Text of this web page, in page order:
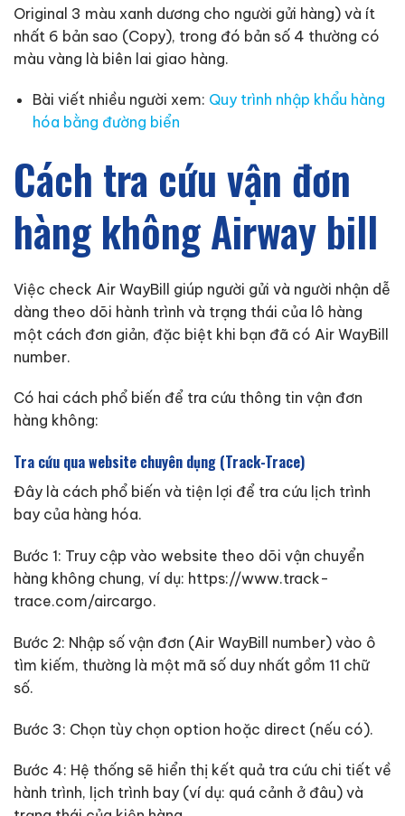
Original 3 màu xanh dương cho người gửi hàng) và ít
nhất 6 bản sao (Copy), trong đó bản số 4 thường có
màu vàng là biên lai giao hàng.
Bài viết nhiều người xem: Quy trình nhập khẩu hàng
hóa bằng đường biển
Cách tra cứu vận đơn
hàng không Airway bill
Việc check Air WayBill giúp người gửi và người nhận dễ
dàng theo dõi hành trình và trạng thái của lô hàng
một cách đơn giản, đặc biệt khi bạn đã có Air WayBill
number.
Có hai cách phổ biến để tra cứu thông tin vận đơn
hàng không:
Tra cứu qua website chuyên dụng (Track-Trace)
Đây là cách phổ biến và tiện lợi để tra cứu lịch trình
bay của hàng hóa.
Bước 1: Truy cập vào website theo dõi vận chuyển
hàng không chung, ví dụ: https://www.track-
trace.com/aircargo.
Bước 2: Nhập số vận đơn (Air WayBill number) vào ô
tìm kiếm, thường là một mã số duy nhất gồm 11 chữ
số.
Bước 3: Chọn tùy chọn option hoặc direct (nếu có).
Bước 4: Hệ thống sẽ hiển thị kết quả tra cứu chi tiết về
hành trình, lịch trình bay (ví dụ: quá cảnh ở đâu) và